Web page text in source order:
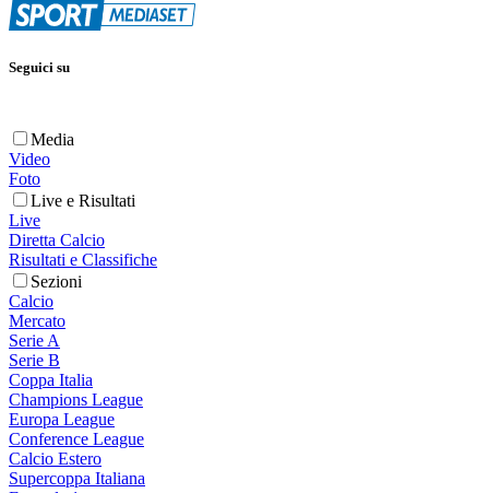
Seguici su
Media
Video
Foto
Live e Risultati
Live
Diretta Calcio
Risultati e Classifiche
Sezioni
Calcio
Mercato
Serie A
Serie B
Coppa Italia
Champions League
Europa League
Conference League
Calcio Estero
Supercoppa Italiana